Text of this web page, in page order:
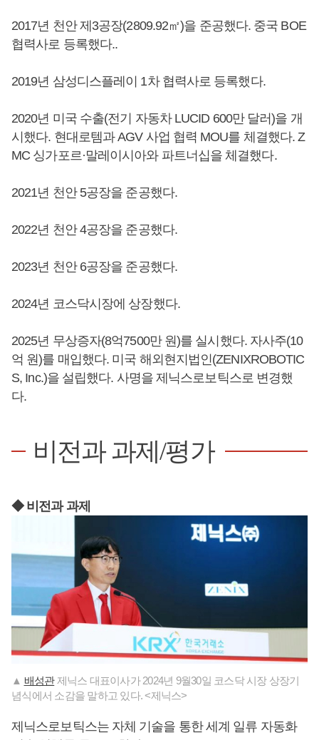
2017년 천안 제3공장(2809.92㎡)을 준공했다. 중국 BOE
협력사로 등록했다..
2019년 삼성디스플레이 1차 협력사로 등록했다.
2020년 미국 수출(전기 자동차 LUCID 600만 달러)을 개
시했다. 현대로템과 AGV 사업 협력 MOU를 체결했다. Z
MC 싱가포르·말레이시아와 파트너십을 체결했다.
2021년 천안 5공장을 준공했다.
2022년 천안 4공장을 준공했다.
2023년 천안 6공장을 준공했다.
2024년 코스닥시장에 상장했다.
2025년 무상증자(8억7500만 원)를 실시했다. 자사주(10
억 원)를 매입했다. 미국 해외현지법인(ZENIXROBOTIC
S, Inc.)을 설립했다. 사명을 제닉스로보틱스로 변경했
다.
비전과 과제/평가
◆ 비전과 과제
▲ 배성관제닉스 대표이사가 2024년 9월30일 코스닥 시장 상장기
념식에서 소감을 말하고 있다. <제닉스>
제닉스로보틱스는 자체 기술을 통한 세계 일류 자동화